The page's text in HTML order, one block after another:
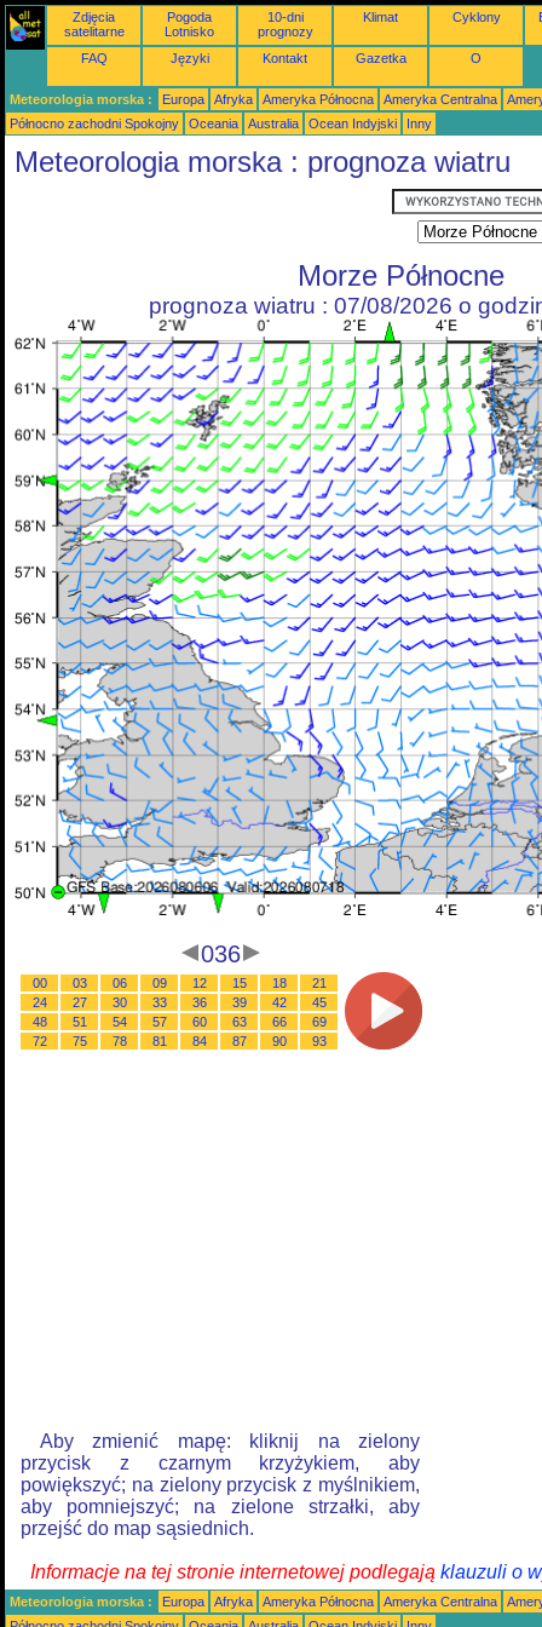
Zdjęcia
satelitarne
Pogoda
Lotnisko
10-dni
prognozy
Klimat Cyklony
FAQ Języki Kontakt Gazetka O
Meteorologia morska : Europa Afryka Ameryka Północna Ameryka Centralna
Północno zachodni Spokojny
Oceania Australia Ocean Indyjski Inny
Meteorologia morska : prognoza wiatru
Morze Północne
prognoza wiatru : 07/08/2026 o
036
00 03 06 09 12 15 18
21
24
27 30 33 36 39 42
45
48
51 54 57 60 63 66
69
72
75 78 81 84 87 90 93
Aby zmienić mapę: kliknij na zielony
przycisk z czarnym krzyżykiem, aby
powiększyć; na zielony przycisk z myślnikiem,
aby pomniejszyć; na zielone strzałki, aby
przejść do map sąsiednich.
Informacje na tej stronie internetowej podlegają klauzuli o
Meteorologia morska : Europa Afryka Ameryka Północna Ameryka Centralna